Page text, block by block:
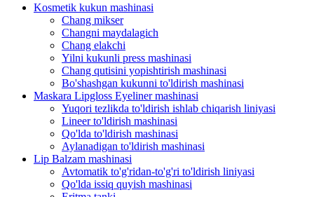
Kosmetik kukun mashinasi
Chang mikser
Changni maydalagich
Chang elakchi
Yilni kukunli press mashinasi
Chang qutisini yopishtirish mashinasi
Bo'shashgan kukunni to'ldirish mashinasi
Maskara Lipgloss Eyeliner mashinasi
Yuqori tezlikda to'ldirish ishlab chiqarish liniyasi
Lineer to'ldirish mashinasi
Qo'lda to'ldirish mashinasi
Aylanadigan to'ldirish mashinasi
Lip Balzam mashinasi
Avtomatik to'g'ridan-to'g'ri to'ldirish liniyasi
Qo'lda issiq quyish mashinasi